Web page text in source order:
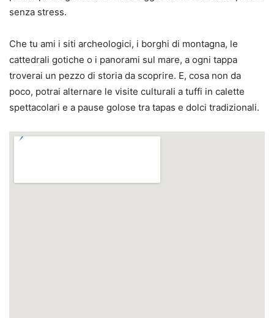
senza stress.
Che tu ami i siti archeologici, i borghi di montagna, le
cattedrali gotiche o i panorami sul mare, a ogni tappa
troverai un pezzo di storia da scoprire. E, cosa non da
poco, potrai alternare le visite culturali a tuffi in calette
spettacolari e a pause golose tra tapas e dolci tradizionali.